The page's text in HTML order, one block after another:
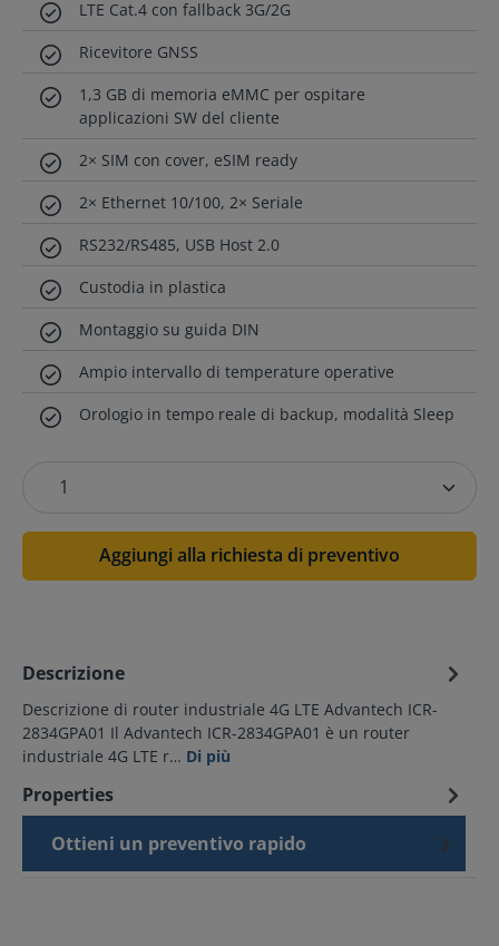
LTE Cat.4 con fallback 3G/2G
Ricevitore GNSS
1,3 GB di memoria eMMC per ospitare
applicazioni SW del cliente
2× SIM con cover, eSIM ready
2× Ethernet 10/100, 2× Seriale
RS232/RS485, USB Host 2.0
Custodia in plastica
Montaggio su guida DIN
Ampio intervallo di temperature operative
Orologio in tempo reale di backup, modalità Sleep
Aggiungi alla richiesta di preventivo
Descrizione
Descrizione di router industriale 4G LTE Advantech ICR-
2834GPA01 Il Advantech ICR-2834GPA01 è un router
industriale 4G LTE r… Di più
Properties
Ottieni un preventivo rapido